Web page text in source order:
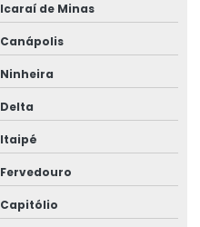
Icaraí de Minas
Canápolis
Ninheira
Delta
Itaipé
Fervedouro
Capitólio